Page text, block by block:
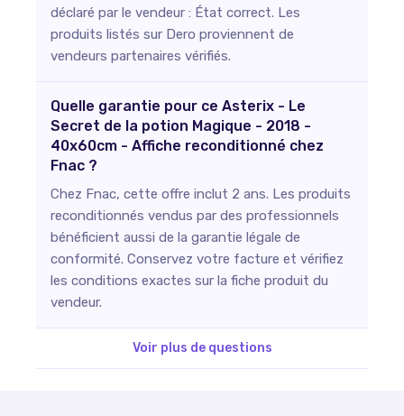
déclaré par le vendeur : État correct. Les
produits listés sur Dero proviennent de
vendeurs partenaires vérifiés.
Quelle garantie pour ce Asterix - Le
Secret de la potion Magique - 2018 -
40x60cm - Affiche reconditionné chez
Fnac ?
Chez Fnac, cette offre inclut 2 ans. Les produits
reconditionnés vendus par des professionnels
bénéficient aussi de la garantie légale de
conformité. Conservez votre facture et vérifiez
les conditions exactes sur la fiche produit du
vendeur.
Voir plus de questions